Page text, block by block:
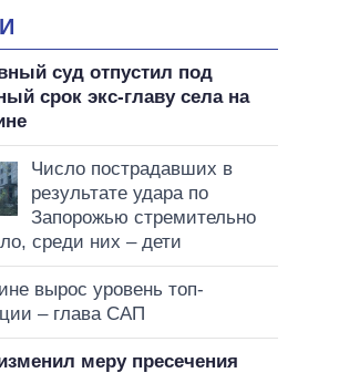
суд отпустил под
срок экс-главу села на
Число пострадавших в
результате удара по
Запорожью стремительно
среди них – дети
вырос уровень топ-
– глава САП
меру пресечения